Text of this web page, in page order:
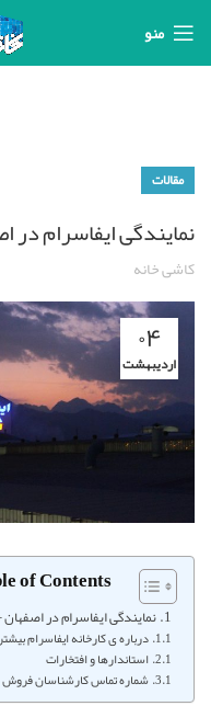
منو
مقالات
نمایندگی ایفاسرام
کاشی خانه
۰۴
اردیبهشت
of Contents
نمایندگی ایفاسرام در
درباره ی کارخانه ایفاسرام
استاندارها و افتخارات
شماره تماس کارشناسان